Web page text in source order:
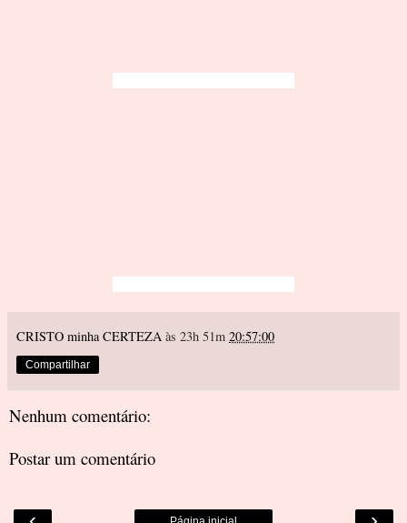
CRISTO minha CERTEZA às 23h 51m 20:57:00
Compartilhar
Nenhum comentário:
Postar um comentário